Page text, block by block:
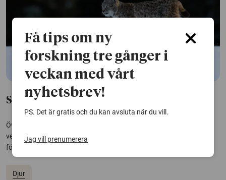
Svenska rovdjur mår överlag bra
Överlag har svenska rovdjur ett gott hälsoläge, enligt SVA, Statens
veterinärmedicinska anstalt. Men skabb och andra parasiter
förekommer, bland annat hos lodjur.
Djur
Få tips om ny
forskning tre gånger i
veckan med vårt
nyhetsbrev!
PS. Det är gratis och du kan avsluta när du vill.
Jag vill prenumerera